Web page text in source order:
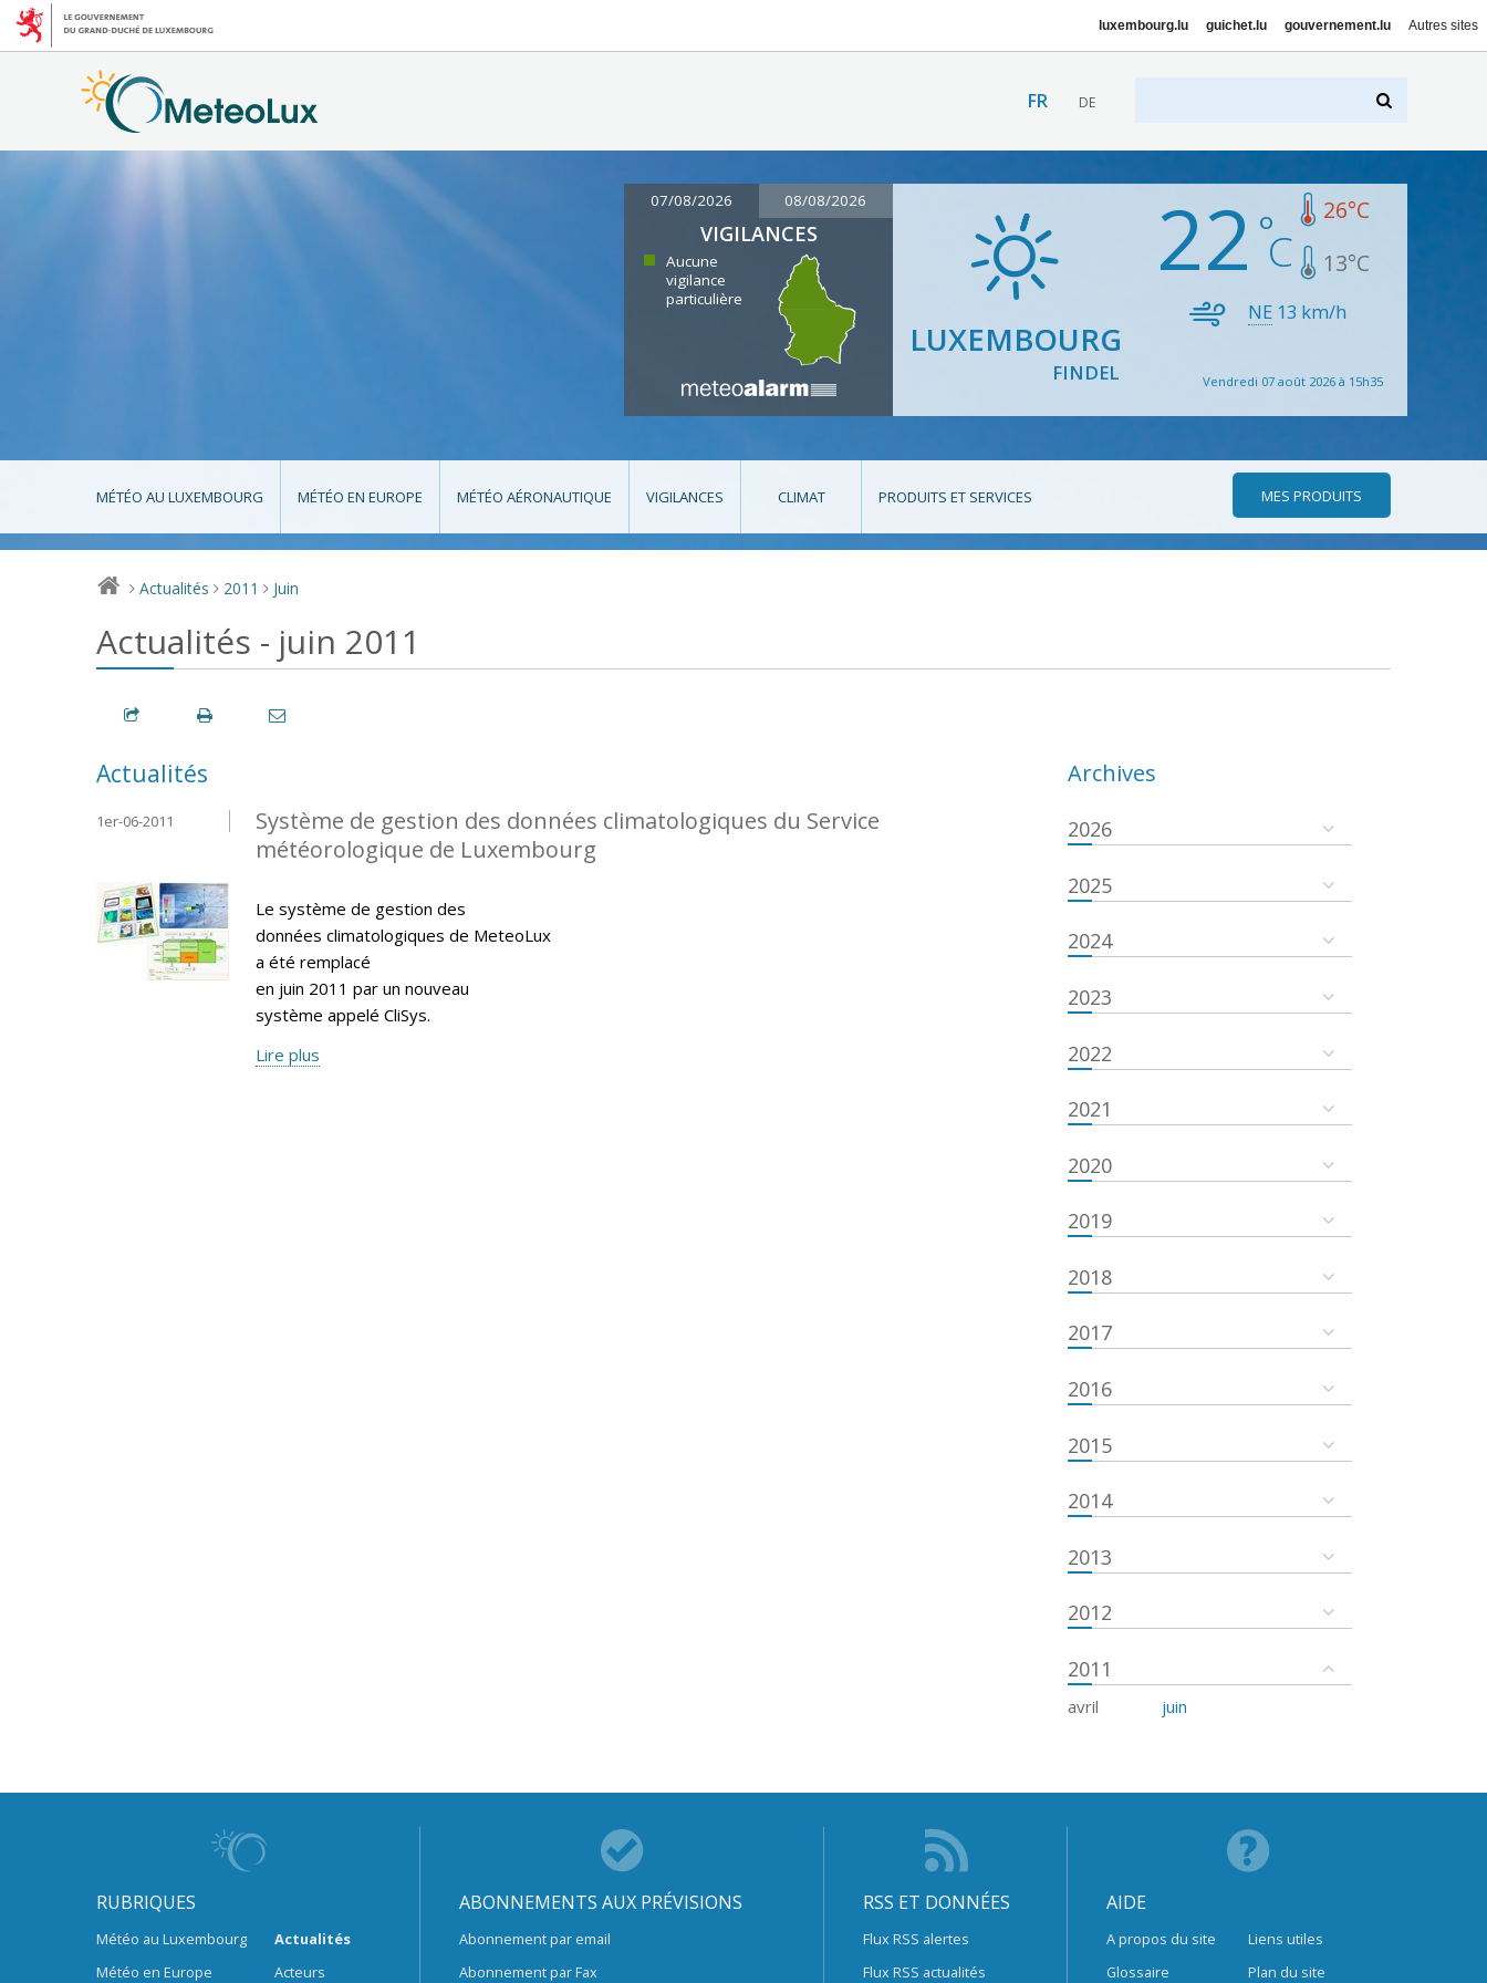
luxembourg.lu guichet.lu gouvernement.lu Autres sites
FR DE
07/08/2026 08/08/2026
VIGILANCES
Aucune
vigilance
particulière
LUXEMBOURG
FINDEL
22 26°C
13°C
NE 13 km/h
Vendredi 07 août 2026 à 15h35
MÉTÉO AU LUXEMBOURG MÉTÉO EN EUROPE MÉTÉO AÉRONAUTIQUE VIGILANCES CLIMAT PRODUITS ET SERVICES MES PRODUITS
> Actualités > 2011 > Juin
Actualités - juin 2011
Actualités
Système de gestion des données climatologiques du Service
météorologique de Luxembourg
1er-06-2011
Le système de gestion des
données climatologiques de MeteoLux
a été remplacé
en juin 2011 par un nouveau
système appelé CliSys.
Lire plus
Archives
2026
2025
2024
2023
2022
2021
2020
2019
2018
2017
2016
2015
2014
2013
2012
2011
avril juin
RUBRIQUES
Météo au Luxembourg
Météo en Europe
Actualités
Acteurs
ABONNEMENTS AUX PRÉVISIONS
Abonnement par email
Abonnement par Fax
RSS ET DONNÉES
Flux RSS alertes
Flux RSS actualités
AIDE
A propos du site
Glossaire
Liens utiles
Plan du site